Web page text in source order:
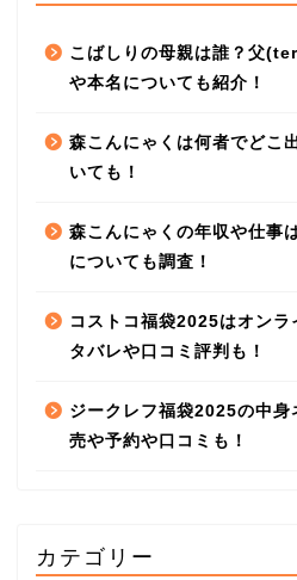
こばしりの母親は誰？父
や本名についても紹介！
森こんにゃくは何者でどこ
いても！
森こんにゃくの年収や仕事
についても調査！
コストコ福袋2025はオン
タバレや口コミ評判も！
ジークレフ福袋2025の中身
売や予約や口コミも！
カテゴリー